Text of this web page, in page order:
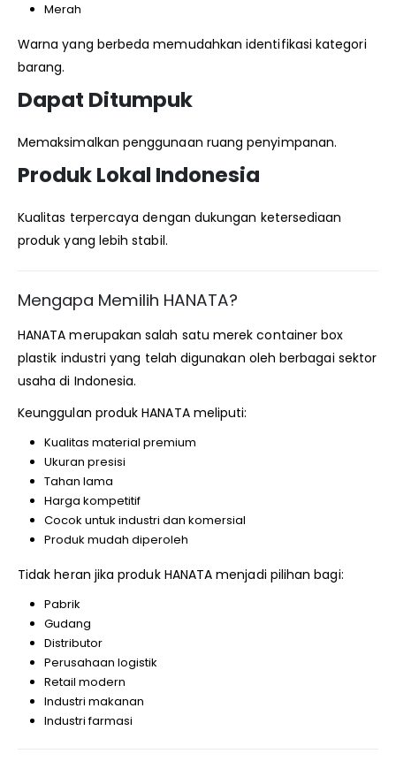
Merah
Warna yang berbeda memudahkan identifikasi kategori
barang.
Dapat Ditumpuk
Memaksimalkan penggunaan ruang penyimpanan.
Produk Lokal Indonesia
Kualitas terpercaya dengan dukungan ketersediaan
produk yang lebih stabil.
Mengapa Memilih HANATA?
HANATA merupakan salah satu merek container box
plastik industri yang telah digunakan oleh berbagai sektor
usaha di Indonesia.
Keunggulan produk HANATA meliputi:
Kualitas material premium
Ukuran presisi
Tahan lama
Harga kompetitif
Cocok untuk industri dan komersial
Produk mudah diperoleh
Tidak heran jika produk HANATA menjadi pilihan bagi:
Pabrik
Gudang
Distributor
Perusahaan logistik
Retail modern
Industri makanan
Industri farmasi